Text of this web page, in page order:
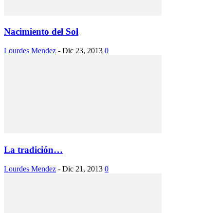
Nacimiento del Sol
Lourdes Mendez - Dic 23, 2013 0
La tradición…
Lourdes Mendez - Dic 21, 2013 0